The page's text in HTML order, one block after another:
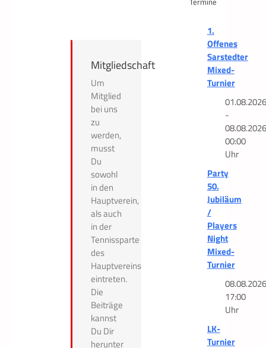
Mitgliedschaft
Um
Mitglied
bei uns
zu
werden,
musst
Du
sowohl
in den
Hauptverein,
als auch
in der
Tennissparte
des
Hauptvereins
eintreten.
Die
Beiträge
kannst
Du Dir
herunter
1.
Offenes
Sarstedter
Mixed-
Turnier
01.08.2026
-
08.08.2026
00:00
Uhr
Party
50.
Jubiläum
/
Players
Night
Mixed-
Turnier
08.08.2026
17:00
Uhr
LK-
Turnier